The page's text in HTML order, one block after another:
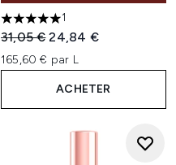
5 étoiles sur un maximum de
1
Prix de vente :
31,05 €Prix ​​actuel :
24,84 €
165,60 € par L
ACHETER